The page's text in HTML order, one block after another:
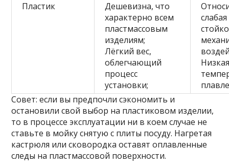
Пластик
Дешевизна, что
характерно всем
пластмассовым
изделиям;
Лёгкий вес,
облегчающий
процесс
установки;
слабая
Совет: если вы предпочли сэкономить и
остановили свой выбор на пластиковом изделии,
то в процессе эксплуатации ни в коем случае не
ставьте в мойку снятую с плиты посуду. Нагретая
кастрюля или сковородка оставят оплавленные
следы на пластмассовой поверхности.